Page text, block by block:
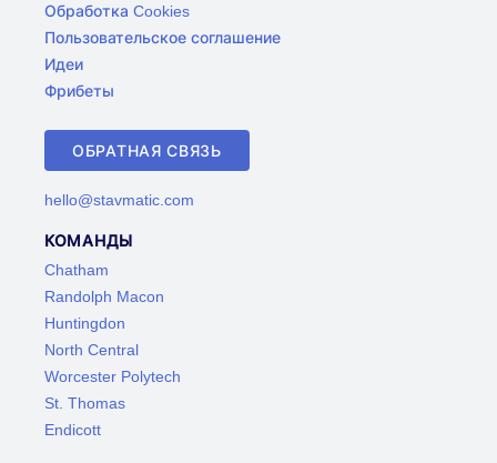
Обработка Cookies
Пользовательское соглашение
Идеи
Фрибеты
ОБРАТНАЯ СВЯЗЬ
hello@stavmatic.com
КОМАНДЫ
Chatham
Randolph Macon
Huntingdon
North Central
Worcester Polytech
St. Thomas
Endicott